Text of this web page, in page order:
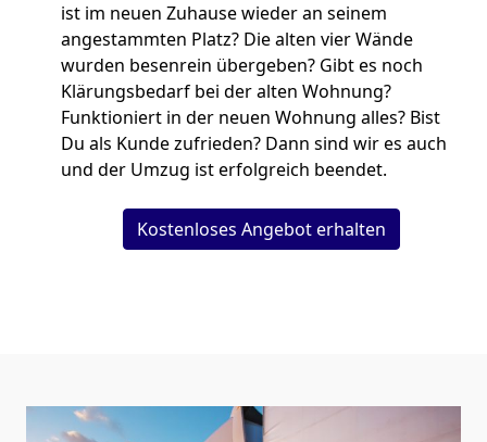
ist im neuen Zuhause wieder an seinem
angestammten Platz? Die alten vier Wände
wurden besenrein übergeben? Gibt es noch
Klärungsbedarf bei der alten Wohnung?
Funktioniert in der neuen Wohnung alles? Bist
Du als Kunde zufrieden? Dann sind wir es auch
und der Umzug ist erfolgreich beendet.
Kostenloses Angebot erhalten